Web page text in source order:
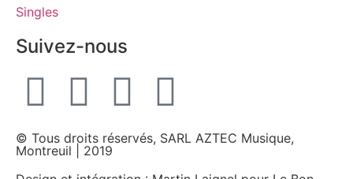
Singles
Suivez-nous
© Tous droits réservés, SARL AZTEC Musique,
Montreuil | 2019